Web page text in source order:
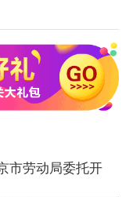
市劳动局委托开